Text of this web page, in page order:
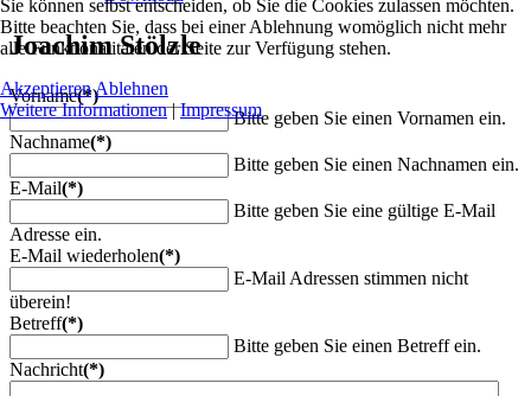
Joachim Stölzle
Vorname(*)
Bitte geben Sie einen Vornamen ein.
Nachname(*)
Bitte geben Sie einen Nachnamen ein.
E-Mail(*)
Bitte geben Sie eine gültige E-Mail
Adresse ein.
E-Mail wiederholen(*)
E-Mail Adressen stimmen nicht
überein!
Betreff(*)
Bitte geben Sie einen Betreff ein.
Nachricht(*)
Sie können selbst entscheiden, ob Sie die Cookies zulassen möchten.
Bitte beachten Sie, dass bei einer Ablehnung womöglich nicht mehr
alle Funktionalitäten der Seite zur Verfügung stehen.
AkzeptierenAblehnen
Weitere Informationen|Impressum